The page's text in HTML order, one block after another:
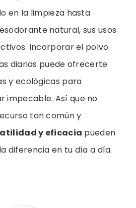
en la limpieza hasta
natural, sus usos
Incorporar el polvo
diarias puede ofrecerte
y ecológicas para
impecable. Así que no
tan común y
y eficacia pueden
diferencia en tu día a día.